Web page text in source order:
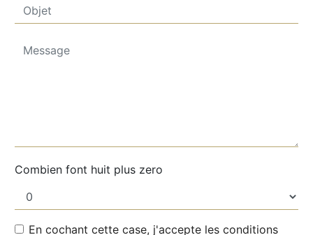
Combien font huit plus zero
En cochant cette case, j'accepte les conditions